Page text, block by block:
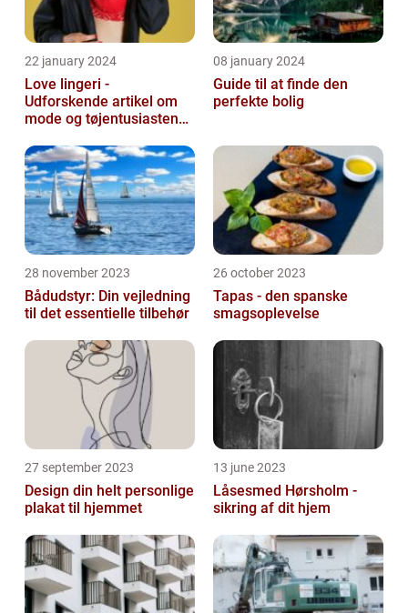
22 january 2024
Love lingeri -
Udforskende artikel om
mode og tøjentusiastens
08 january 2024
Guide til at finde den
perfekte bolig
28 november 2023
Bådudstyr: Din vejledning
til det essentielle tilbehør
26 october 2023
Tapas - den spanske
smagsoplevelse
27 september 2023
Design din helt personlige
plakat til hjemmet
13 june 2023
Låsesmed Hørsholm -
sikring af dit hjem